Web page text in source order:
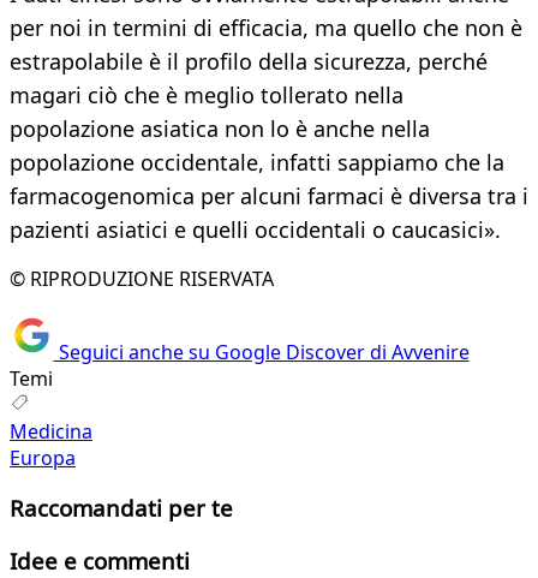
per noi in termini di efficacia, ma quello che non è
estrapolabile è il profilo della sicurezza, perché
magari ciò che è meglio tollerato nella
popolazione asiatica non lo è anche nella
popolazione occidentale, infatti sappiamo che la
farmacogenomica per alcuni farmaci è diversa tra i
pazienti asiatici e quelli occidentali o caucasici».
© RIPRODUZIONE RISERVATA
Seguici anche su Google Discover di Avvenire
Temi
Medicina
Europa
Raccomandati per te
Idee e commenti